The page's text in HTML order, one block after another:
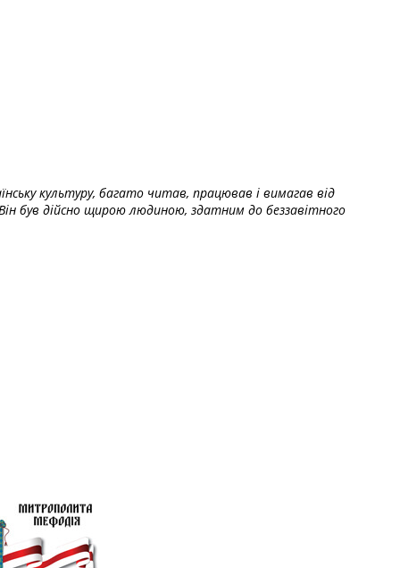
культуру, багато читав, працював і вимагав від
був дійсно щирою людиною, здатним до беззавітного